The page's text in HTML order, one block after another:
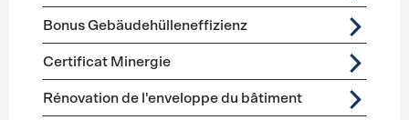
Bonus Gebäudehülleneffizienz
Certificat Minergie
Rénovation de l'enveloppe du bâtiment